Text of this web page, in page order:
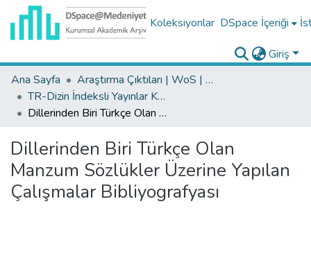
Koleksiyonlar DSpace İçeriği
Giriş
Ana Sayfa
Araştırma Çıktıları | WoS | Scopus | TR-Dizin | PubMed
TR-Dizin İndeksli Yayınlar Koleksiyonu
Dillerinden Biri Türkçe Olan Manzum Sözlükler Üzerine Yapılan Çalışmalar Bibliyografyası
Dillerinden Biri Türkçe Olan
Manzum Sözlükler Üzerine Yapılan
Çalışmalar Bibliyografyası